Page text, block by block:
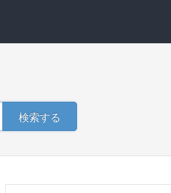
検索する